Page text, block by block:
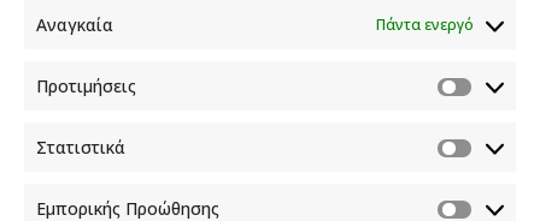
Αναγκαία Πάντα ενεργό
Προτιμήσεις
Στατιστικά
Εμπορικής Προώθησης